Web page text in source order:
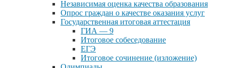
Независимая оценка качества образования
Опрос граждан о качестве оказания услуг
Государственная итоговая аттестация
ГИА — 9
Итоговое собеседование
ЕГЭ
Итоговое сочинение (изложение)